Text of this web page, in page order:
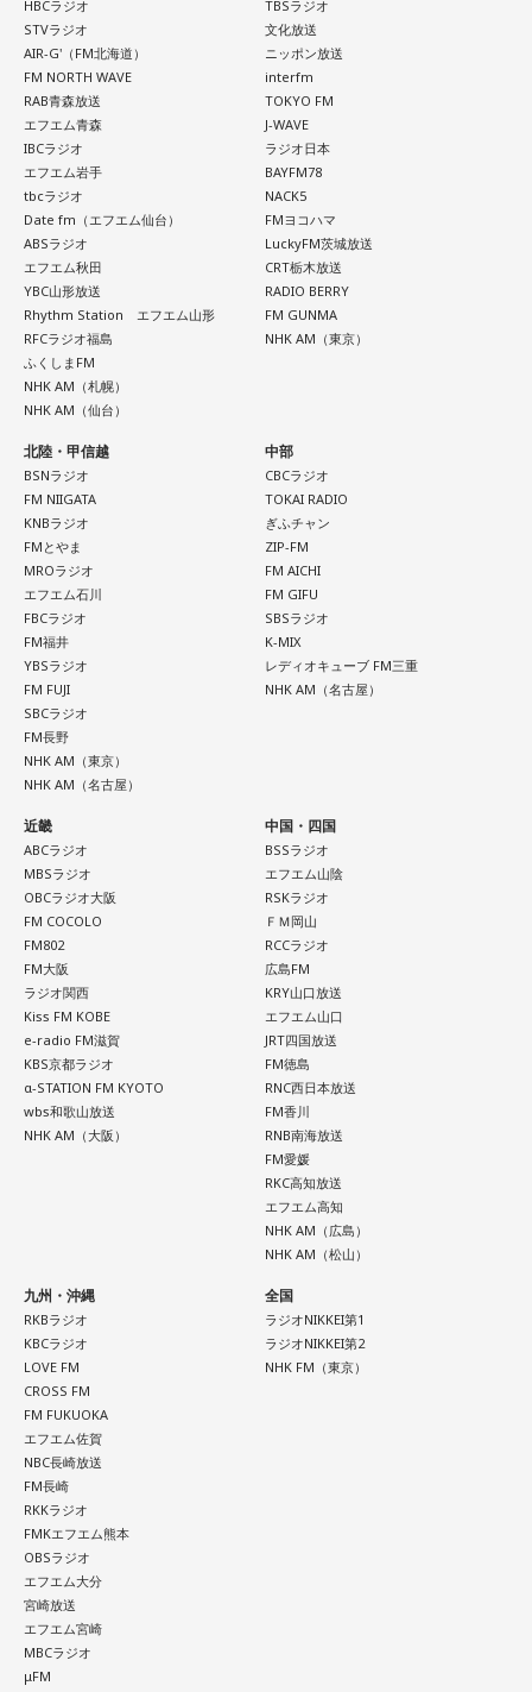
HBCラジオ
STVラジオ
AIR-G'（FM北海道）
FM NORTH WAVE
RAB青森放送
エフエム青森
IBCラジオ
エフエム岩手
tbcラジオ
Date fm（エフエム仙台）
ABSラジオ
エフエム秋田
YBC山形放送
Rhythm Station エフエム山形
RFCラジオ福島
ふくしまFM
NHK AM（札幌）
NHK AM（仙台）
TBSラジオ
文化放送
ニッポン放送
interfm
TOKYO FM
J-WAVE
ラジオ日本
BAYFM78
NACK5
FMヨコハマ
LuckyFM茨城放送
CRT栃木放送
RADIO BERRY
FM GUNMA
NHK AM（東京）
北陸・甲信越
BSNラジオ
FM NIIGATA
KNBラジオ
FMとやま
MROラジオ
エフエム石川
FBCラジオ
FM福井
YBSラジオ
FM FUJI
SBCラジオ
FM長野
NHK AM（東京）
NHK AM（名古屋）
中部
CBCラジオ
TOKAI RADIO
ぎふチャン
ZIP-FM
FM AICHI
FM GIFU
SBSラジオ
K-MIX
レディオキューブ FM三重
NHK AM（名古屋）
近畿
ABCラジオ
MBSラジオ
OBCラジオ大阪
FM COCOLO
FM802
FM大阪
ラジオ関西
Kiss FM KOBE
e-radio FM滋賀
KBS京都ラジオ
α-STATION FM KYOTO
wbs和歌山放送
NHK AM（大阪）
中国・四国
BSSラジオ
エフエム山陰
RSKラジオ
ＦＭ岡山
RCCラジオ
広島FM
KRY山口放送
エフエム山口
JRT四国放送
FM徳島
RNC西日本放送
FM香川
RNB南海放送
FM愛媛
RKC高知放送
エフエム高知
NHK AM（広島）
NHK AM（松山）
九州・沖縄
RKBラジオ
KBCラジオ
LOVE FM
CROSS FM
FM FUKUOKA
エフエム佐賀
NBC長崎放送
FM長崎
RKKラジオ
FMKエフエム熊本
OBSラジオ
エフエム大分
宮崎放送
エフエム宮崎
MBCラジオ
μFM
全国
ラジオNIKKEI第1
ラジオNIKKEI第2
NHK FM（東京）